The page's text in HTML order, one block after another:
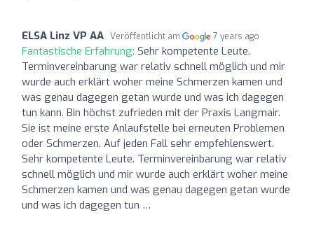
ELSA Linz VP AA Veröffentlicht am 7 years ago
Fantastische Erfahrung: Sehr kompetente Leute.
Terminvereinbarung war relativ schnell möglich und mir
wurde auch erklärt woher meine Schmerzen kamen und
was genau dagegen getan wurde und was ich dagegen
tun kann. Bin höchst zufrieden mit der Praxis Langmair.
Sie ist meine erste Anlaufstelle bei erneuten Problemen
oder Schmerzen. Auf jeden Fall sehr empfehlenswert.
Sehr kompetente Leute. Terminvereinbarung war relativ
schnell möglich und mir wurde auch erklärt woher meine
Schmerzen kamen und was genau dagegen getan wurde
und was ich dagegen tun …